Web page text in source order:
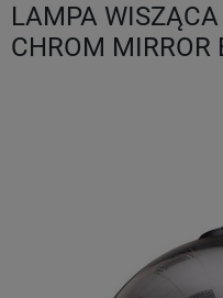
LAMPA
CHROM MIRROR